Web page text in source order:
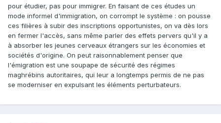
pour étudier, pas pour immigrer. En faisant de ces études un
mode informel d'immigration, on corrompt le système : on pousse
ces filières à subir des inscriptions opportunistes, on va dès lors
en fermer l'accès, sans même parler des effets pervers qu'il y a
à absorber les jeunes cerveaux étrangers sur les économies et
sociétés d'origine. On peut raisonnablement penser que
l'émigration est une soupape de sécurité des régimes
maghrébins autoritaires, qui leur a longtemps permis de ne pas
se moderniser en expulsant les éléments perturbateurs.